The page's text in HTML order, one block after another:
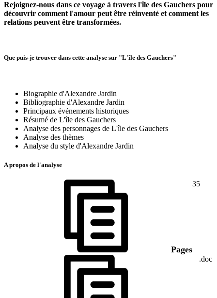
Rejoignez-nous dans ce voyage à travers l'île des Gauchers pour
découvrir comment l'amour peut être réinventé et comment les
relations peuvent être transformées.
Que puis-je trouver dans cette analyse sur "L'île des Gauchers"
Biographie d'Alexandre Jardin
Bibliographie d'Alexandre Jardin
Principaux événements historiques
Résumé de L'île des Gauchers
Analyse des personnages de L'île des Gauchers
Analyse des thèmes
Analyse du style d'Alexandre Jardin
A propos de l'analyse
Pages
35
.doc